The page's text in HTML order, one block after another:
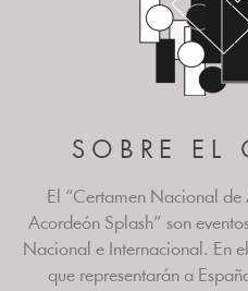
SOBRE EL
El “Certamen Nacional
Acordeón Splash” son
Nacional e Internacional. En
que representarán a